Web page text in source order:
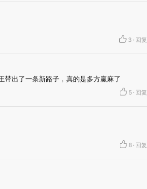
3 · 回复
带出了一条新路子，真的是多方赢麻了
5 · 回复
8 · 回复